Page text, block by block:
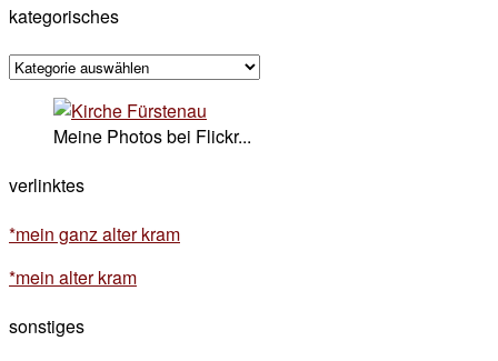
kategorisches
kategorisches
Meine Photos bei Flickr...
verlinktes
*mein ganz alter kram
*mein alter kram
sonstiges